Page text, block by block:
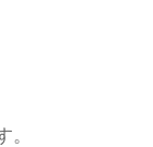
。